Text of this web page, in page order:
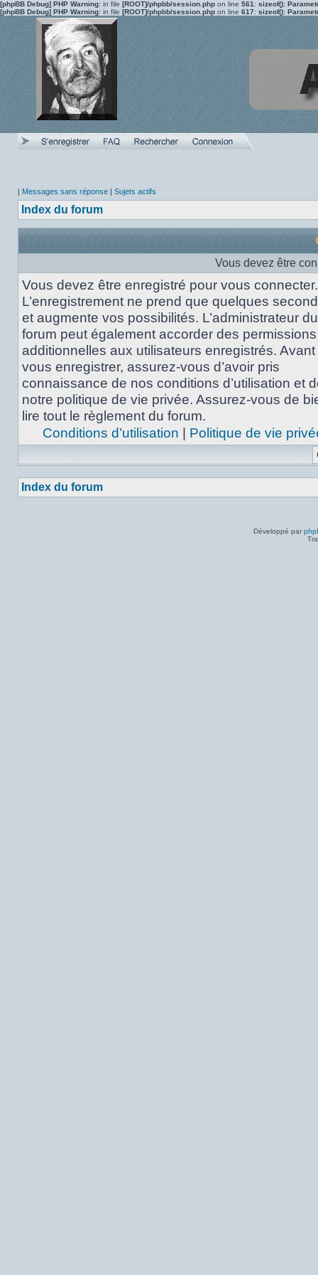
[phpBB Debug] PHP Warning: in file [ROOT]/phpbb/session.php on line 561 : sizeof():
[phpBB Debug] PHP Warning: in file [ROOT]/phpbb/session.php on line 617: sizeof():
| Messages sans réponse | Sujets actifs
Index du forum
Vous devez être
Vous devez être enregistré pour vous connecter.
L’enregistrement ne prend que quelques
et augmente vos possibilités. L’administrateur du
forum peut également accorder des permissions
additionnelles aux utilisateurs enregistrés.
vous enregistrer, assurez-vous d’avoir pris
connaissance de nos conditions d’utilisation et
notre politique de vie privée. Assurez-vous de
lire tout le règlement du forum.
Conditions d’utilisation | Politique de vie
Index du forum
Développé par